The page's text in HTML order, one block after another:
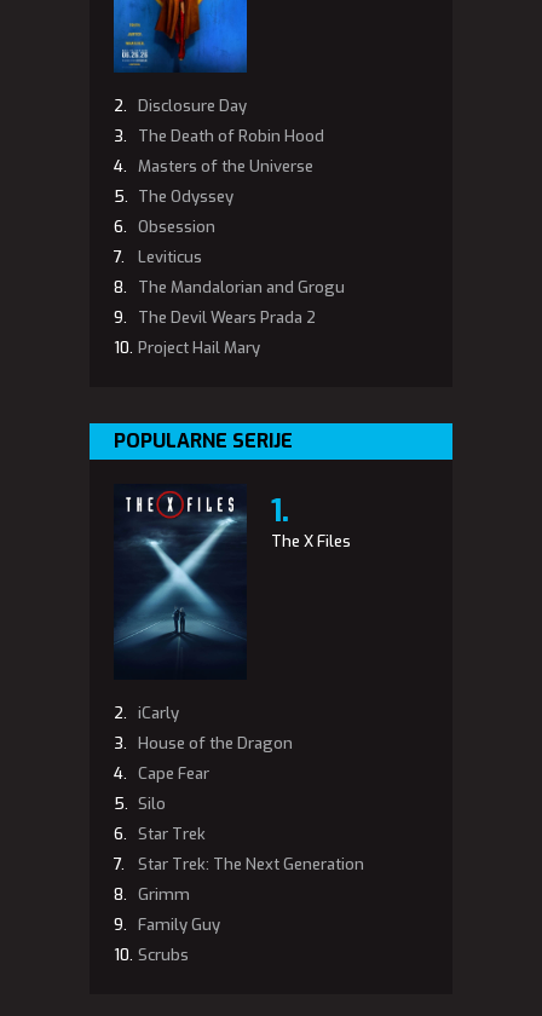
Disclosure Day
The Death of Robin Hood
Masters of the Universe
The Odyssey
Obsession
Leviticus
The Mandalorian and Grogu
The Devil Wears Prada 2
Project Hail Mary
POPULARNE SERIJE
The X Files
iCarly
House of the Dragon
Cape Fear
Silo
Star Trek
Star Trek: The Next Generation
Grimm
Family Guy
Scrubs